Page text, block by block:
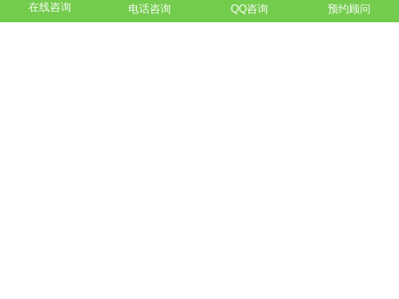
免费获取策划方案及报价
在线咨询 电话咨询 QQ咨询 预约顾问